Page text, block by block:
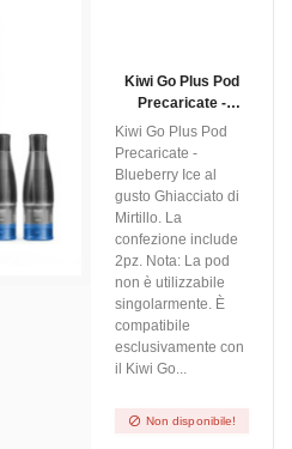
Kiwi Go Plus Pod
Precaricate -
Blueberry Ice - 2ml
- 2pz
Kiwi Go Plus Pod
Precaricate -
Blueberry Ice al
gusto Ghiacciato di
Mirtillo. La
confezione include
2pz. Nota: La pod
non è utilizzabile
singolarmente. È
compatibile
esclusivamente con
il Kiwi Go...
 Non disponibile!